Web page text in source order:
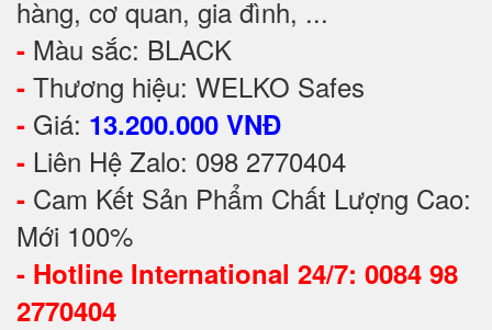
hàng, cơ quan, gia đình, ...
- Màu sắc: BLACK
- Thương hiệu: WELKO Safes
- Giá: 13.200.000 VNĐ
- Liên Hệ Zalo: 098 2770404
- Cam Kết Sản Phẩm Chất Lượng Cao:
Mới 100%
- Hotline International 24/7: 0084 98
2770404